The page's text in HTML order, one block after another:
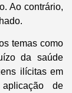
Ao contrário,
temas como
da saúde
ilícitas em
aplicação de